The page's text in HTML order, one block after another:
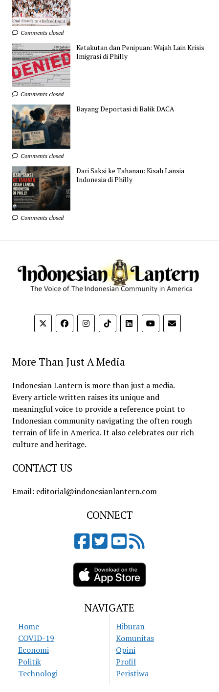
Comments closed
Ketakutan dan Penipuan: Wajah Lain Krisis
Imigrasi di Philly
Comments closed
Bayang Deportasi di Balik DACA
Comments closed
Dari Saksi ke Tahanan: Kisah Lansia
Indonesia di Philly
Comments closed
More Than Just A Media
Indonesian Lantern is more than just a media.
Every article written raises its unique and
meaningful voice to provide a reference point to
Indonesian community navigating the often rough
terrain of life in America. It also celebrates our rich
culture and heritage.
CONTACT US
Email: editorial@indonesianlantern.com
CONNECT
NAVIGATE
Home
COVID-19
Economi
Politik
Technologi
Hiburan
Komunitas
Opini
Profil
Peristiwa